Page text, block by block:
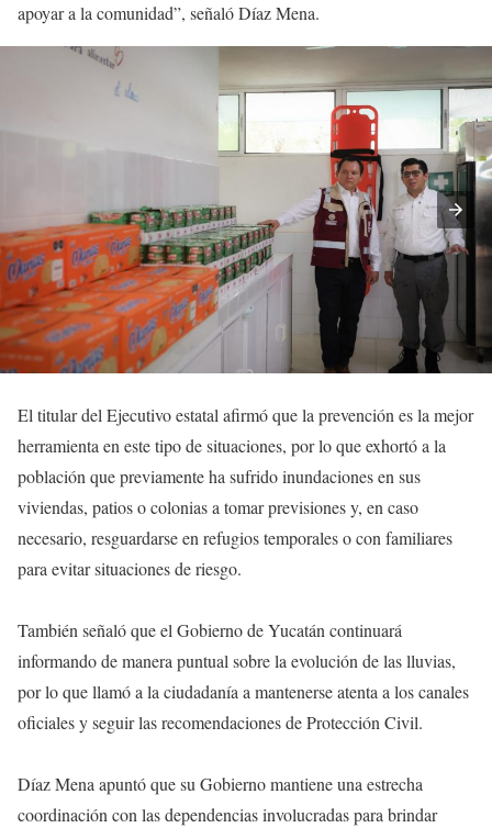
apoyar a la comunidad”, señaló Díaz Mena.
El titular del Ejecutivo estatal afirmó que la prevención es la mejor
herramienta en este tipo de situaciones, por lo que exhortó a la
población que previamente ha sufrido inundaciones en sus
viviendas, patios o colonias a tomar previsiones y, en caso
necesario, resguardarse en refugios temporales o con familiares
para evitar situaciones de riesgo.
También señaló que el Gobierno de Yucatán continuará
informando de manera puntual sobre la evolución de las lluvias,
por lo que llamó a la ciudadanía a mantenerse atenta a los canales
oficiales y seguir las recomendaciones de Protección Civil.
Díaz Mena apuntó que su Gobierno mantiene una estrecha
coordinación con las dependencias involucradas para brindar